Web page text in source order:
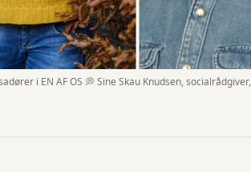
i EN AF OS 💭 Sine Skau Knudsen, socialrådgiver,